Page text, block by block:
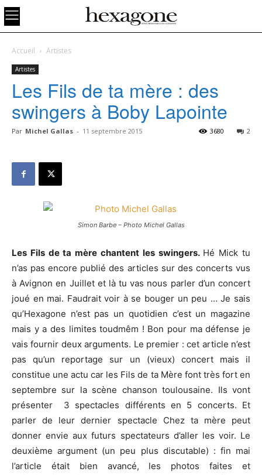
Accueil Artistes
Artistes
Les Fils de ta mère : des
swingers à Boby Lapointe
Par Michel Gallas - 11 septembre 2015 2
3680
Simon Barbe – Photo Michel Gallas
Les Fils de ta mère chantent les swingers. Hé Mick tu
n’as pas encore publié des articles sur des concerts vus
à Avignon en Juillet et là tu vas nous parler d’un concert
joué en mai. Faudrait voir à se bouger un peu … Je sais
qu’Hexagone n’est pas un quotidien c’est un magazine
mais y a des limites toudmêm ! Bon pour ma défense je
vais fournir deux arguments. Le premier : cet article n’est
pas qu’un reportage sur un (vieux) concert mais il
constitue une actu car les Fils de ta Mère font très fort en
septembre sur la scène chanson toulousaine. Ils vont
présenter 3 spectacles différents en 5 concerts. Et
parler de leur dernier spectacle Chez ta mère peut
donner envie aux futurs spectateurs d’aller les voir. Le
deuxième argument (un peu plus discutable) : fin mai
l’article était bien avancé, les photos faites et